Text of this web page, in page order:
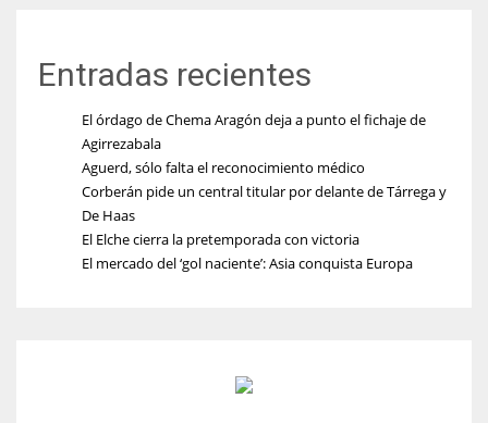
Entradas recientes
El órdago de Chema Aragón deja a punto el fichaje de
Agirrezabala
Aguerd, sólo falta el reconocimiento médico
Corberán pide un central titular por delante de Tárrega y
De Haas
El Elche cierra la pretemporada con victoria
El mercado del ‘gol naciente’: Asia conquista Europa